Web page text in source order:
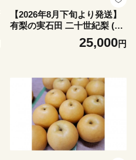
【2026年8月下旬より発送】
有梨の実石田 二十世紀梨 (ギ
25,000円